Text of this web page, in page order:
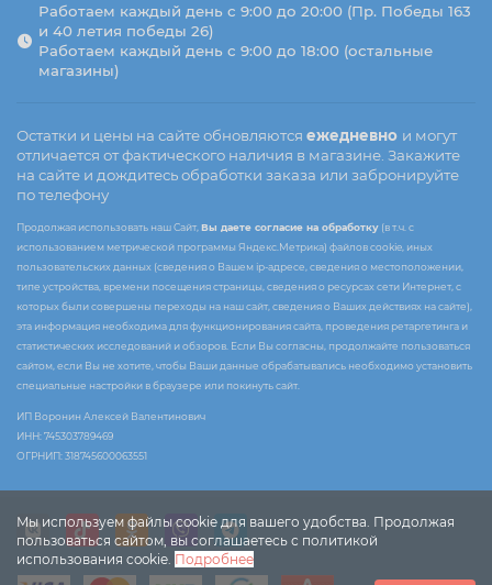
Мы используем файлы cookie для вашего удобства. Продолжая
пользоваться сайтом, вы соглашаетесь с политикой
использования cookie. Подробнее
Работаем каждый день с 9:00 до 20:00 (Пр. Победы 163
и 40 летия победы 26)
Работаем каждый день с 9:00 до 18:00 (остальные
магазины)
Остатки и цены на сайте обновляются ежедневно и могут
отличается от фактического наличия в магазине. Закажите
на сайте и дождитесь обработки заказа или забронируйте
по телефону
Продолжая использовать наш Сайт, Вы даете согласие на обработку (в т.ч. с
использованием метрической программы Яндекс.Метрика) файлов cookie, иных
пользовательских данных (сведения о Вашем ip-адресе, сведения о местоположении,
типе устройства, времени посещения страницы, сведения о ресурсах сети Интернет, с
которых были совершены переходы на наш сайт, сведения о Ваших действиях на сайте),
эта информация необходима для функционирования сайта, проведения ретаргетинга и
статистических исследований и обзоров. Если Вы согласны, продолжайте пользоваться
сайтом, если Вы не хотите, чтобы Ваши данные обрабатывались необходимо установить
специальные настройки в браузере или покинуть сайт.
ИП Воронин Алексей Валентинович
ИНН: 745303789469
ОГРНИП: 318745600063551